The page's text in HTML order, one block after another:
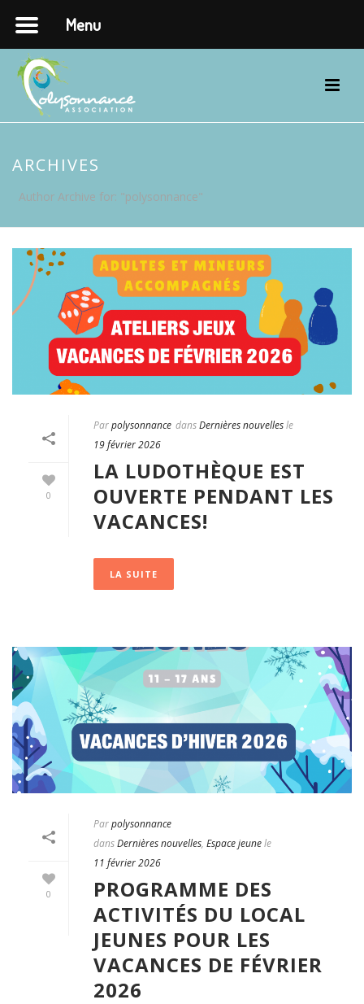
ARCHIVES
Author Archive for: "polysonnance"
0
Parpolysonnance dansDernières nouvellesle
19 février 2026
LA LUDOTHÈQUE EST
OUVERTE PENDANT LES
VACANCES!
LA SUITE
0
Parpolysonnance
dansDernières nouvelles, Espace jeunele
11 février 2026
PROGRAMME DES
ACTIVITÉS DU LOCAL
JEUNES POUR LES
VACANCES DE FÉVRIER
2026
Menu